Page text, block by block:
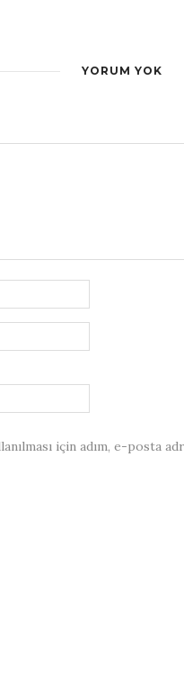
YORUM YOK
için adım, e-posta